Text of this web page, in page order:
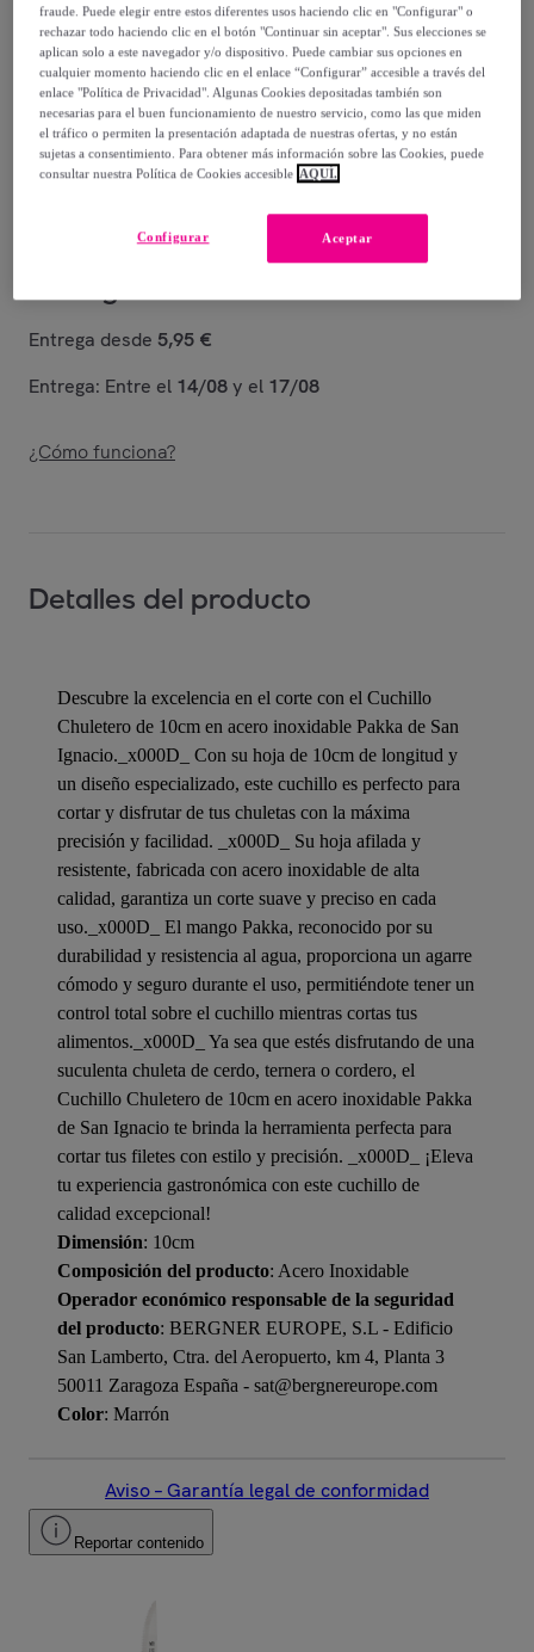
3,99 €
8, 99 €
-55%
Vendido porDiempi
Entrega desde 5,95 €
Entrega: Entre el 14/08y el 17/08
¿Cómo funciona?
Detalles del producto
Descubre la excelencia en el corte con el Cuchillo
Chuletero de 10cm en acero inoxidable Pakka de San
Ignacio._x000D_ Con su hoja de 10cm de longitud y
un diseño especializado, este cuchillo es perfecto para
cortar y disfrutar de tus chuletas con la máxima
precisión y facilidad. _x000D_ Su hoja afilada y
resistente, fabricada con acero inoxidable de alta
calidad, garantiza un corte suave y preciso en cada
uso._x000D_ El mango Pakka, reconocido por su
durabilidad y resistencia al agua, proporciona un agarre
cómodo y seguro durante el uso, permitiéndote tener un
control total sobre el cuchillo mientras cortas tus
alimentos._x000D_ Ya sea que estés disfrutando de una
suculenta chuleta de cerdo, ternera o cordero, el
Cuchillo Chuletero de 10cm en acero inoxidable Pakka
de San Ignacio te brinda la herramienta perfecta para
cortar tus filetes con estilo y precisión. _x000D_ ¡Eleva
tu experiencia gastronómica con este cuchillo de
calidad excepcional!
Dimensión: 10cm
Composición del producto: Acero Inoxidable
Operador económico responsable de la seguridad
del producto: BERGNER EUROPE, S.L - Edificio
San Lamberto, Ctra. del Aeropuerto, km 4, Planta 3
50011 Zaragoza España - sat@bergnereurope.com
Color: Marrón
Aviso – Garantía legal de conformidad
Reportar contenido
fraude. Puede elegir entre estos diferentes usos haciendo clic en "Configurar" o
rechazar todo haciendo clic en el botón "Continuar sin aceptar". Sus elecciones se
aplican solo a este navegador y/o dispositivo. Puede cambiar sus opciones en
cualquier momento haciendo clic en el enlace “Configurar” accesible a través del
enlace "Política de Privacidad". Algunas Cookies depositadas también son
necesarias para el buen funcionamiento de nuestro servicio, como las que miden
el tráfico o permiten la presentación adaptada de nuestras ofertas, y no están
sujetas a consentimiento. Para obtener más información sobre las Cookies, puede
consultar nuestra Política de Cookies accesible AQUÍ.
Aceptar
Configurar